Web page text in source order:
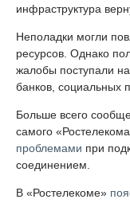
инфраструктура
Неполадки могли
ресурсов. Однако
жалобы поступали
банков, социальных
Больше всего
самого
проблемами при
соединением.
В «Ростелекоме»